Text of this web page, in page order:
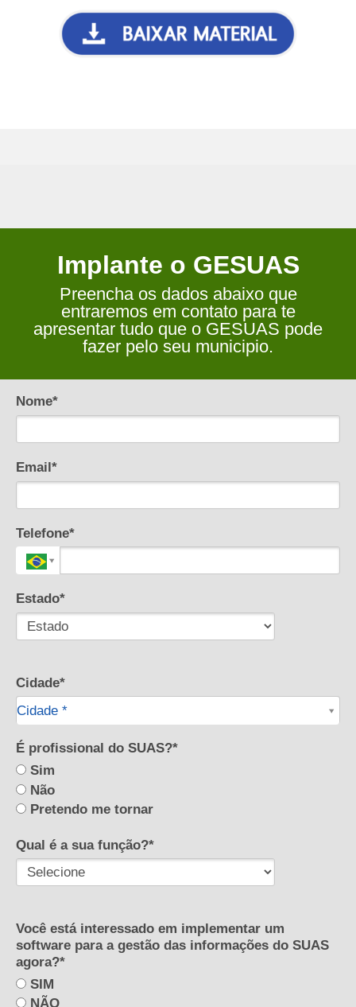
Implante o GESUAS
Preencha os dados abaixo que
entraremos em contato para te
apresentar tudo que o GESUAS pode
fazer pelo seu municipio.
Nome*
Email*
Telefone*
Estado*
Cidade*
Cidade *
Cidade*
É profissional do SUAS?*
Sim
Não
Pretendo me tornar
Qual é a sua função?*
Você está interessado em implementar um
software para a gestão das informações do SUAS
agora?*
SIM
NÃO